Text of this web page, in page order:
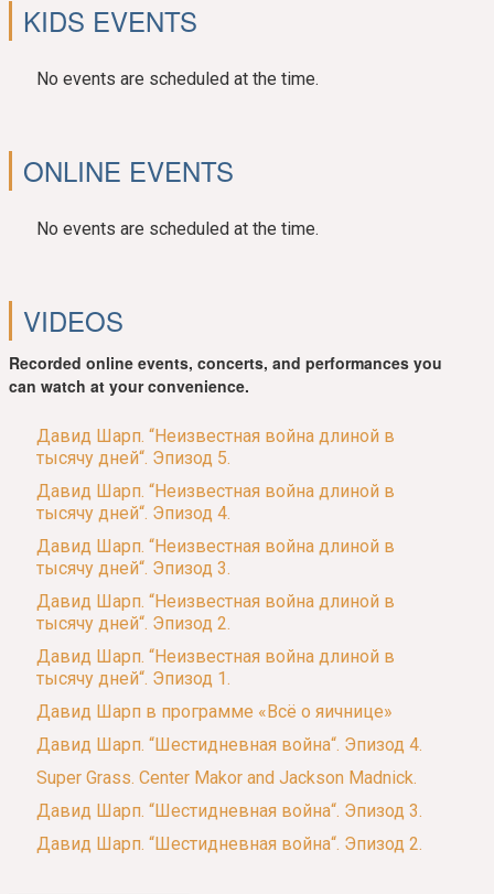
KIDS EVENTS
No events are scheduled at the time.
ONLINE EVENTS
No events are scheduled at the time.
VIDEOS
Recorded online events, concerts, and performances you
can watch at your convenience.
Давид Шарп. “Неизвестная война длиной в
тысячу дней“. Эпизод 5.
Давид Шарп. “Неизвестная война длиной в
тысячу дней“. Эпизод 4.
Давид Шарп. “Неизвестная война длиной в
тысячу дней“. Эпизод 3.
Давид Шарп. “Неизвестная война длиной в
тысячу дней“. Эпизод 2.
Давид Шарп. “Неизвестная война длиной в
тысячу дней“. Эпизод 1.
Давид Шарп в программе «Всё о яичнице»
Давид Шарп. “Шестидневная война“. Эпизод 4.
Super Grass. Center Makor and Jackson Madnick.
Давид Шарп. “Шестидневная война“. Эпизод 3.
Давид Шарп. “Шестидневная война“. Эпизод 2.